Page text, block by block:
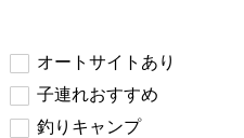
オートサイトあり
子連れおすすめ
釣りキャンプ